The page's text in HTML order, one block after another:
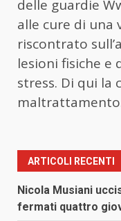
delle guardie
alle cure di una
riscontrato
lesioni fisiche e
stress. Di qui la
ARTICOLI RECENTI
Nicola Musiani
fermati quattro